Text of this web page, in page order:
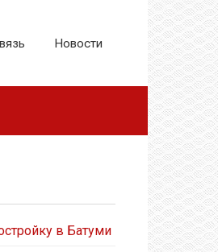
Новости
в Батуми